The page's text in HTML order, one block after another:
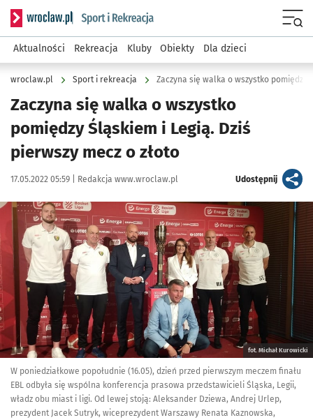
Serwis informacyjny wroclaw.pl podserwis: Sport i rekreacja
Aktualności Rekreacja Kluby Obiekty Dla dzieci
wroclaw.pl Sport i rekreacja
Zaczyna się walka o wszystko
pomiędzy Śląskiem i Legią. Dziś
pierwszy mecz o złoto
Data publikacji:
17.05.2022 05:59 | Autor:
Redakcja www.wroclaw.pl Udostępnijartykuł
Kliknij, aby powiększyć
fot. Michał Kurowicki
W poniedziałkowe popołudnie (16.05), dzień przed pierwszym meczem finału
EBL odbyła się wspólna konferencja prasowa przedstawicieli Śląska, Legii,
władz obu miast i ligi. Od lewej stoją: Aleksander Dziewa, Andrej Urlep,
prezydent Jacek Sutryk, wiceprezydent Warszawy Renata Kaznowska,